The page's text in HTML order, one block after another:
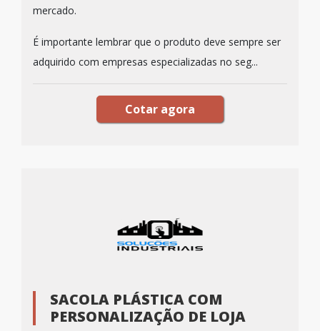
mercado.
É importante lembrar que o produto deve sempre ser
adquirido com empresas especializadas no seg...
Cotar agora
SACOLA PLÁSTICA COM
PERSONALIZAÇÃO DE LOJA